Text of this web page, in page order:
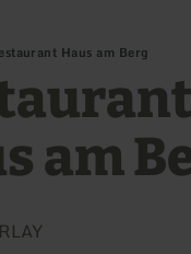
Haus am Berg
am